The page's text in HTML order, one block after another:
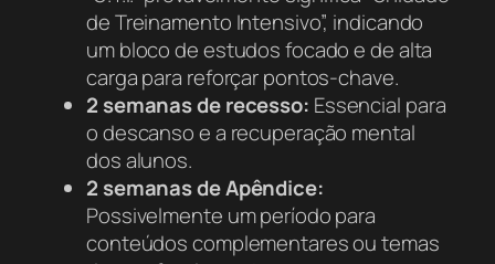
de Treinamento Intensivo”, indicando
um bloco de estudos focado e de alta
carga para reforçar pontos-chave.
2 semanas de recesso: Essencial para
o descanso e a recuperação mental
dos alunos.
2 semanas de Apêndice:
Possivelmente um período para
conteúdos complementares ou temas